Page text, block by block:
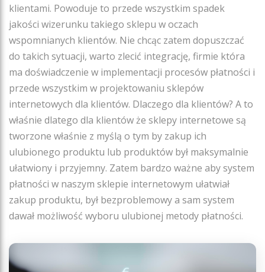
klientami. Powoduje to przede wszystkim spadek
jakości wizerunku takiego sklepu w oczach
wspomnianych klientów. Nie chcąc zatem dopuszczać
do takich sytuacji, warto zlecić integrację, firmie która
ma doświadczenie w implementacji procesów płatności i
przede wszystkim w projektowaniu sklepów
internetowych dla klientów. Dlaczego dla klientów? A to
właśnie dlatego dla klientów że sklepy internetowe są
tworzone właśnie z myślą o tym by zakup ich
ulubionego produktu lub produktów był maksymalnie
ułatwiony i przyjemny. Zatem bardzo ważne aby system
płatności w naszym sklepie internetowym ułatwiał
zakup produktu, był bezproblemowy a sam system
dawał możliwość wyboru ulubionej metody płatności.